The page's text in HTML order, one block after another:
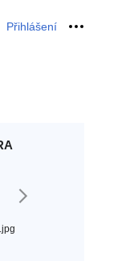
Přihlášení Osobní